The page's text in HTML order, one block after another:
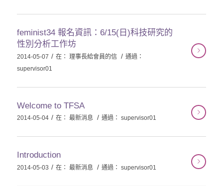
feminist34 報名資訊：6/15(日)科技研究的
性別分析工作坊
2014-05-07 / 在： 理事長給會員的信 / 通過：
supervisor01
Welcome to TFSA
2014-05-04 / 在： 最新消息 / 通過： supervisor01
Introduction
2014-05-03 / 在： 最新消息 / 通過： supervisor01